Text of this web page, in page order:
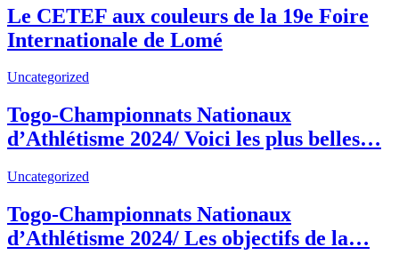
Le CETEF aux couleurs de la 19e Foire
Internationale de Lomé
Uncategorized
Togo-Championnats Nationaux
d’Athlétisme 2024/ Voici les plus belles…
Uncategorized
Togo-Championnats Nationaux
d’Athlétisme 2024/ Les objectifs de la…